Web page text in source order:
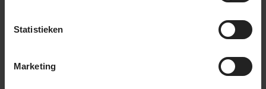
Statistieken
Marketing